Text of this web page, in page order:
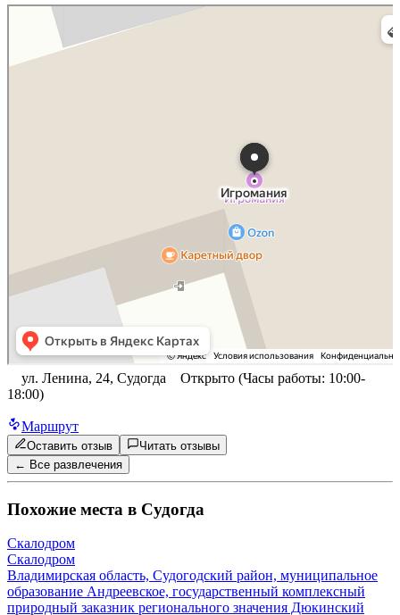
Судогда
Яндекс Карты
ул. Ленина, 24, Судогда
Открыто (Часы работы: 10:00-
18:00)
Маршрут
Оставить отзыв
Читать отзывы
← Все развлечения
Похожие места в Судогда
Скалодром
Скалодром
Владимирская область, Судогодский район, муниципальное
образование Андреевское, государственный комплексный
природный заказник регионального значения Дюкинский